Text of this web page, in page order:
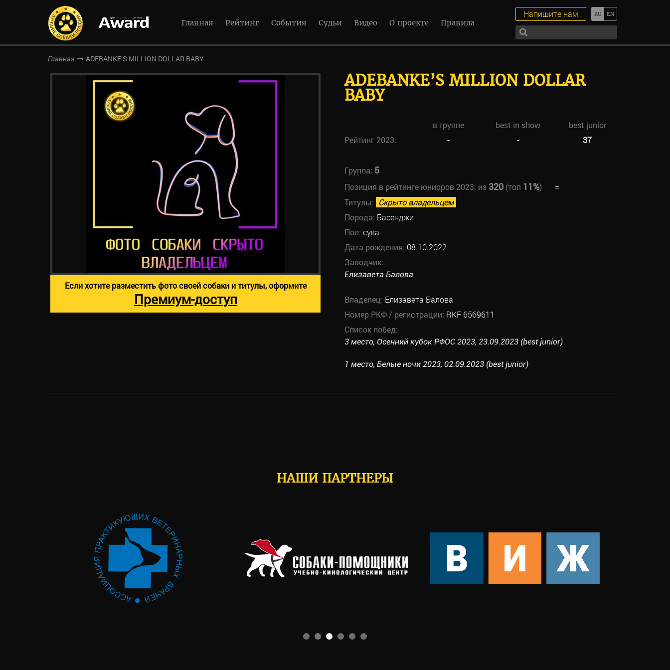
Главная Рейтинг События Судьи Видео О проекте Правила
Напишите нам
Главная ADEBANKE’S MILLION DOLLAR BABY
ADEBANKE’S MILLION DOLLAR
BABY
в группе best in show
best junior
Рейтинг 2023:
- - 37
Группа: 5
Позиция в рейтинге юниоров 2023: из 320(топ 11%)
=
Титулы: Скрыто владельцем
Порода: Басенджи
Пол: сука
Дата рождения: 08.10.2022
Заводчик:
Елизавета Балова
Владелец: Елизавета Балова
Номер РКФ / регистрации: RKF 6569611
Список побед:
3 место, Осенний кубок РФОС 2023, 23.09.2023 (best junior)
1 место, Белые ночи 2023, 02.09.2023 (best junior)
Если хотите разместить фото своей собаки и титулы, оформите
Премиум-доступ
НАШИ ПАРТНЕРЫ